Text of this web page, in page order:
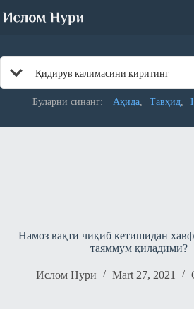
to
Буларни синанг: Ақида Тавҳид
Намоз вақти чиқиб кетишидан
таяммум қиладими?
Ислом Нури Mart 27, 2021